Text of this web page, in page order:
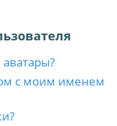
с моим именем